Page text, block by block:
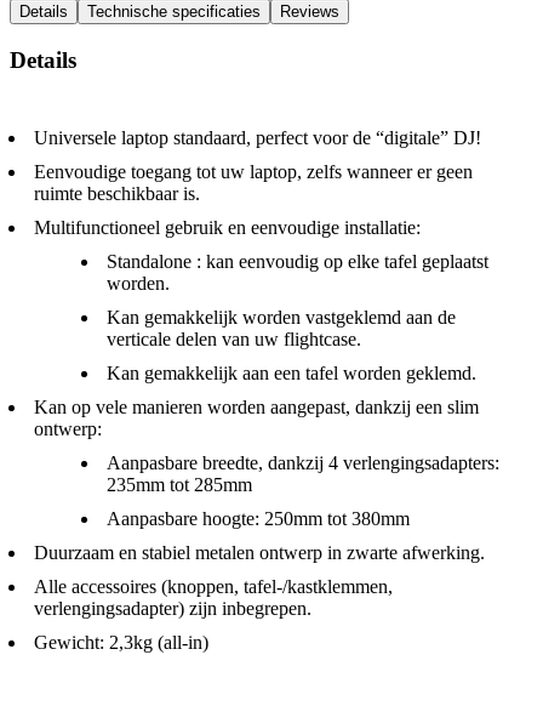
Details
Technische specificaties Reviews
Details
Universele laptop standaard, perfect voor de “digitale” DJ!
Eenvoudige toegang tot uw laptop, zelfs wanneer er geen
ruimte beschikbaar is.
Multifunctioneel gebruik en eenvoudige installatie:
Standalone : kan eenvoudig op elke tafel geplaatst
worden.
Kan gemakkelijk worden vastgeklemd aan de
verticale delen van uw flightcase.
Kan gemakkelijk aan een tafel worden geklemd.
Kan op vele manieren worden aangepast, dankzij een slim
ontwerp:
Aanpasbare breedte, dankzij 4 verlengingsadapters:
235mm tot 285mm
Aanpasbare hoogte: 250mm tot 380mm
Duurzaam en stabiel metalen ontwerp in zwarte afwerking.
Alle accessoires (knoppen, tafel-/kastklemmen,
verlengingsadapter) zijn inbegrepen.
Gewicht: 2,3kg (all-in)